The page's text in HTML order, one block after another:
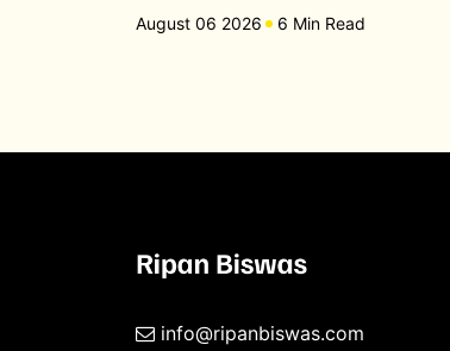
August 06 2026 6 Min Read
info@ripanbiswas.com